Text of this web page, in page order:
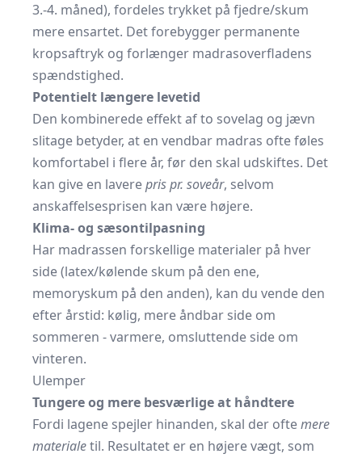
3.-4. måned), fordeles trykket på fjedre/skum
mere ensartet. Det forebygger permanente
kropsaftryk og forlænger madras­overfladens
spændstighed.
Potentielt længere levetid
Den kombinerede effekt af to sovelag og jævn
slitage betyder, at en vendbar madras ofte føles
komfortabel i flere år, før den skal udskiftes. Det
kan give en laverepris pr. soveår, selvom
anskaffelsesprisen kan være højere.
Klima- og sæsontilpasning
Har madrassen forskellige materialer på hver
side (latex/kølende skum på den ene,
memoryskum på den anden), kan du vende den
efter årstid: kølig, mere åndbar side om
sommeren - varmere, omsluttende side om
vinteren.
Ulemper
Tungere og mere besværlige at håndtere
Fordi lagene spejler hinanden, skal der oftemere
materialetil. Resultatet er en højere vægt, som